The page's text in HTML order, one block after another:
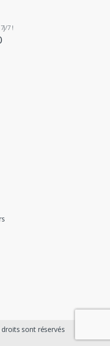
7 !
droits sont réservés